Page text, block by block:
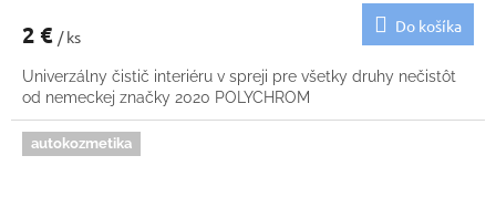
2 € / ks
Do košíka
Univerzálny čistič interiéru v spreji pre všetky druhy nečistôt
od nemeckej značky 2020 POLYCHROM
autokozmetika